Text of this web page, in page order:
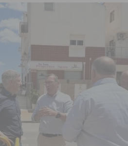
por conducir bajo los efectos del alcohol
Patronales en honor a San Joaquín 2026
de La Trend Festival
aéreos
COMARCA
Escolar, Aula Matinal y Ruta Escolar del